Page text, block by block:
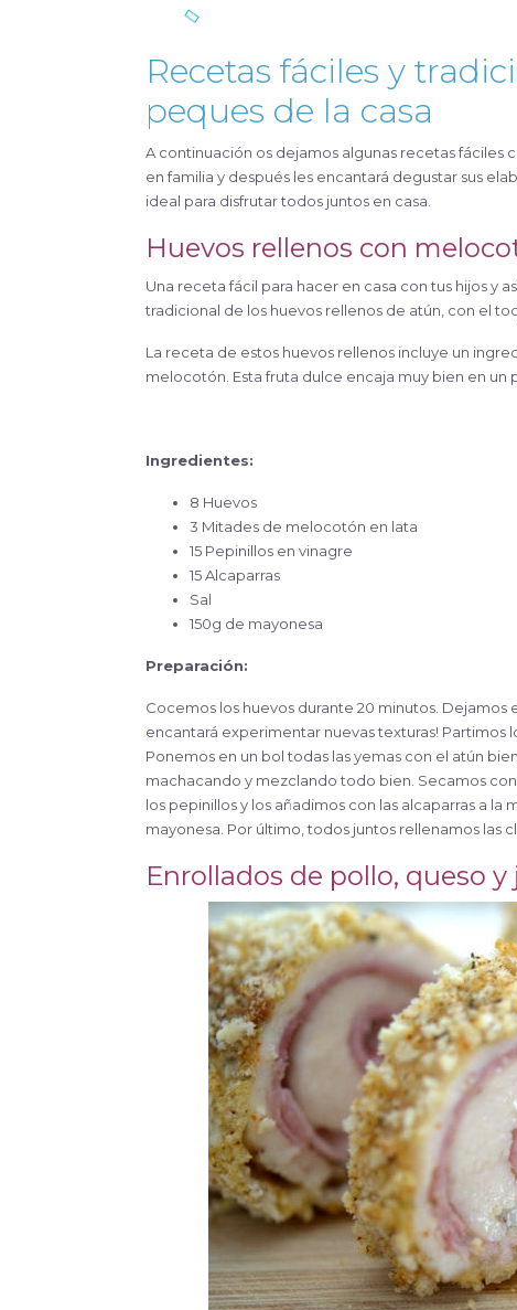
Recetas fáciles y
peques de la casa
A continuación os dejamos algunas recetas fáciles con las que los niños disfrutarán al máximo de un rato en la cocina
en familia y después les encantará degustar sus
ideal para disfrutar todos juntos en casa.
Huevos rellenos con
Una receta fácil para hacer en casa con tus hijos y
tradicional de los huevos rellenos de atún, con el
La receta de estos huevos rellenos incluye un
melocotón. Esta fruta dulce encaja muy bien en
Ingredientes:
8 Huevos
3 Mitades de melocotón en lata
15 Pepinillos en vinagre
15 Alcaparras
Sal
150g de mayonesa
Preparación:
Cocemos los huevos durante 20 minutos. Dejamos
encantará experimentar nuevas texturas! Partimos
Ponemos en un bol todas las yemas con el atún
machacando y mezclando todo bien. Secamos
los pepinillos y los añadimos con las alcaparras a
mayonesa. Por último, todos juntos rellenamos las
Enrollados de pollo, queso